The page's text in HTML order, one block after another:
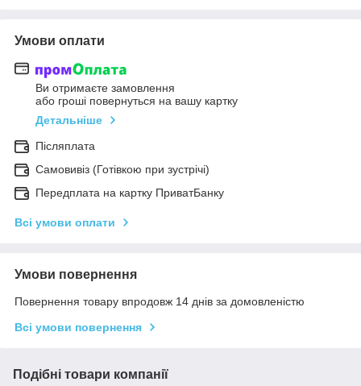
Умови оплати
Ви отримаєте замовлення
або гроші повернуться на вашу картку
Детальніше
Післяплата
Самовивіз (Готівкою при зустрічі)
Передплата на картку ПриватБанку
Всі умови оплати
Умови повернення
Повернення товару впродовж 14 днів за домовленістю
Всі умови повернення
Подібні товари компанії